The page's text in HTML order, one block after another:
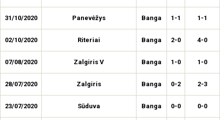
31/10/2020 Panevėžys Banga 1-1 1-1
02/10/2020 Riteriai Banga 2-0 4-0
07/08/2020 Zalgiris V Banga 1-0 1-0
28/07/2020 Zalgiris Banga 0-2 2-3
23/07/2020 Sūduva Banga 0-0 0-0